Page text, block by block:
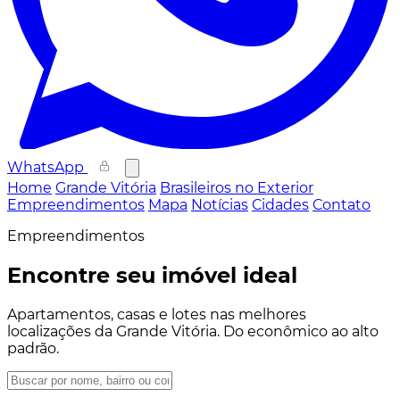
WhatsApp
Home Grande Vitória Brasileiros no Exterior
Empreendimentos Mapa Notícias Cidades Contato
Empreendimentos
Encontre seu imóvel ideal
Apartamentos, casas e lotes nas melhores
localizações da Grande Vitória. Do econômico ao alto
padrão.